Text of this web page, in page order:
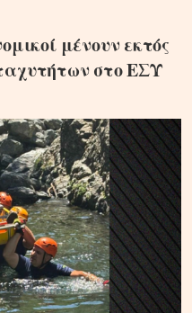
μένουν εκτός
στο ΕΣΥ